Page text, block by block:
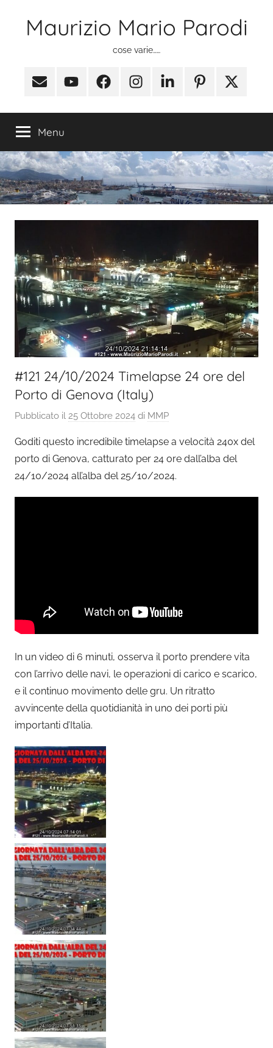
Maurizio Mario Parodi
cose varie……
Email YoutubeFacebookInstagramLinkedinPinterest
X
Twitter)
Menu
#121 24/10/2024 Timelapse 24 ore del
Porto di Genova (Italy)
Pubblicato il 25 Ottobre 2024 di MMP
Goditi questo incredibile timelapse a velocità 240x del
porto di Genova, catturato per 24 ore dall’alba del
24/10/2024 all’alba del 25/10/2024.
In un video di 6 minuti, osserva il porto prendere vita
con l’arrivo delle navi, le operazioni di carico e scarico,
e il continuo movimento delle gru. Un ritratto
avvincente della quotidianità in uno dei porti più
importanti d’Italia.